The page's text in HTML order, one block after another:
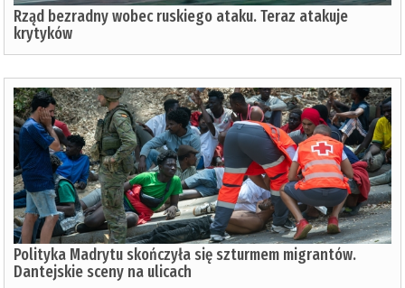
Rząd bezradny wobec ruskiego ataku. Teraz atakuje
krytyków
Polityka Madrytu skończyła się szturmem migrantów.
Dantejskie sceny na ulicach